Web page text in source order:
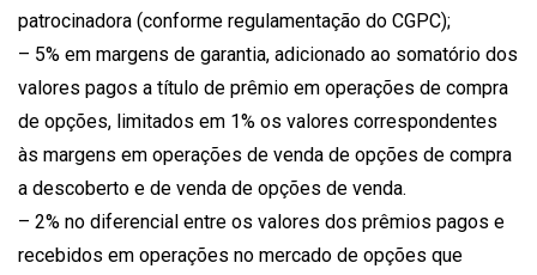
patrocinadora (conforme regulamentação do CGPC);
– 5% em margens de garantia, adicionado ao somatório dos
valores pagos a título de prêmio em operações de compra
de opções, limitados em 1% os valores correspondentes
às margens em operações de venda de opções de compra
a descoberto e de venda de opções de venda.
– 2% no diferencial entre os valores dos prêmios pagos e
recebidos em operações no mercado de opções que